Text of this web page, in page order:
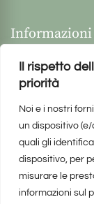
Il rispetto
priorità
Noi e i nostri
un dispositivo
quali gli
dispositivo, per
misurare le
informazioni sul